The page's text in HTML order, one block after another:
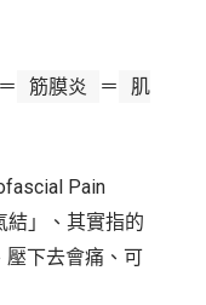
＝ 筋膜炎 ＝
肌
Pain
結」、其實指的
壓下去會痛、可